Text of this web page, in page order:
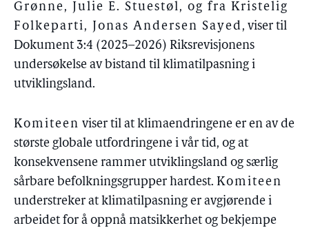
Grønne, Julie E. Stuestøl, og fra Kristelig
Folkeparti, Jonas Andersen Sayed, viser til
Dokument 3:4 (2025–2026) Riksrevisjonens
undersøkelse av bistand til klimatilpasning i
utviklingsland.
Komiteen viser til at klimaendringene er en av de
største globale utfordringene i vår tid, og at
konsekvensene rammer utviklingsland og særlig
sårbare befolkningsgrupper hardest. Komiteen
understreker at klimatilpasning er avgjørende i
arbeidet for å oppnå matsikkerhet og bekjempe